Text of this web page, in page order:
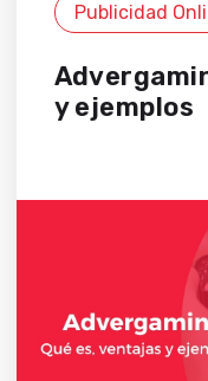
Publicidad
y ejemplos